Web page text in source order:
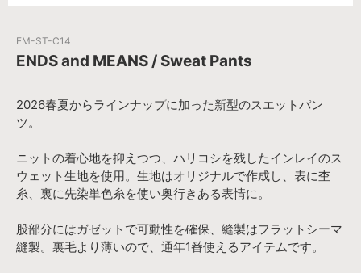
EM-ST-C14
ENDS and MEANS / Sweat Pants
2026春夏からラインナップに加った新型のスエットパン
ツ。
ニットの着心地を抑えつつ、ハリコシを残したインレイのス
ウェット生地を使用。生地はオリジナルで作成し、表に杢
糸、裏に先染単色糸を使い奥行きある表情に。
股部分にはガゼットで可動性を確保、縫製はフラットシーマ
縫製。裏毛より薄いので、通年1番使えるアイテムです。